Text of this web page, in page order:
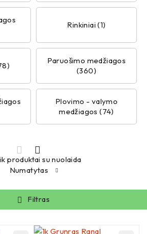
Rinkiniai (1)
Paruošimo medžiagos
(360)
Plovimo - valymo
medžiagos (74)
Numatytas
produktai su nuolaida
Filtras